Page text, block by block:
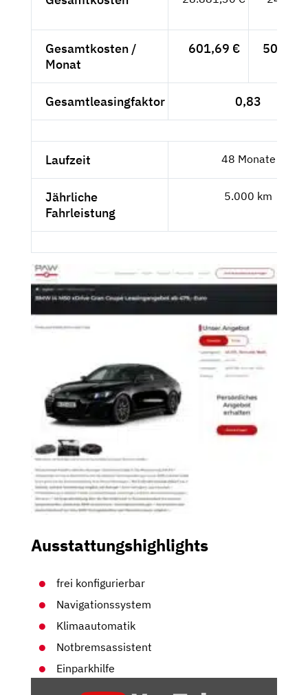
Gesamtkosten /
Monat
601,69 € 505,63
Gesamtleasingfaktor 0,83
Laufzeit 48 Monate
Jährliche
Fahrleistung
5.000 km
Ausstattungshighlights
frei konfigurierbar
Navigationssystem
Klimaautomatik
Notbremsassistent
Einparkhilfe